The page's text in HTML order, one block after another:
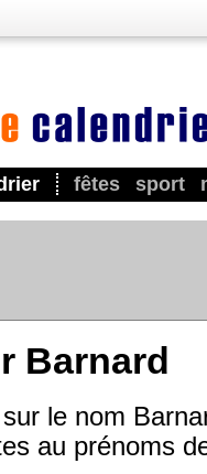
fêtes sport
Barnard
le nom
au prénoms